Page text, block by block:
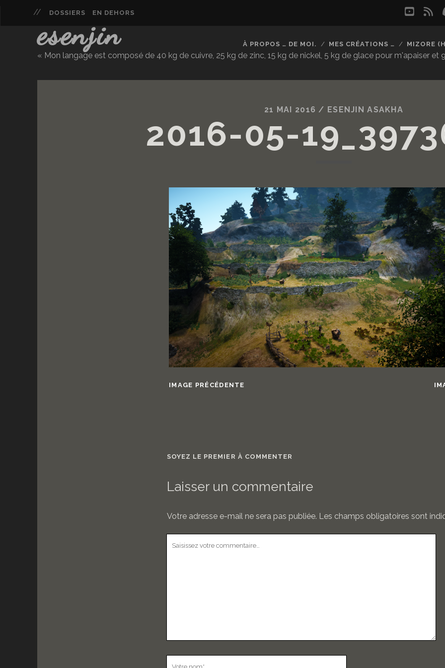
DOSSIERS EN DEHORS
esenjin
« Mon langage est composé de 40 kg de cuivre, 25 kg de zinc, 15 kg de nickel, 5 kg de glace pour m'apaiser et
À PROPOS … DE MOI. MES CRÉATIONS … MIZORE
21 MAI 2016 / ESENJIN ASAKHA
2016-05-
IMAGE PRÉCÉDENTE
SOYEZ LE PREMIER À COMMENTER
Laisser un commentaire
Votre adresse e-mail ne sera pas publiée. Les champs obligatoires sont